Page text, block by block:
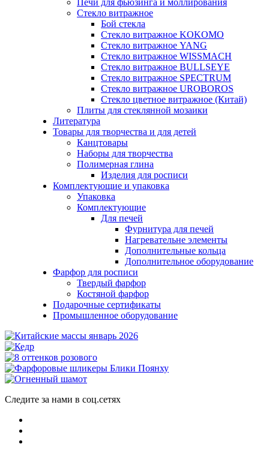
Печи для фьюзинга и моллирования
Стекло витражное
Бой стекла
Стекло витражное KOKOMO
Стекло витражное YANG
Стекло витражное WISSMACH
Стекло витражное BULLSEYE
Стекло витражное SPECTRUM
Стекло витражное UROBOROS
Стекло цветное витражное (Китай)
Плиты для стеклянной мозаики
Литература
Товары для творчества и для детей
Канцтовары
Наборы для творчества
Полимерная глина
Изделия для росписи
Комплектующие и упаковка
Упаковка
Комплектующие
Для печей
Фурнитура для печей
Нагревательне элементы
Дополнительные кольца
Дополнительное оборудование
Фарфор для росписи
Твердый фарфор
Костяной фарфор
Подарочные сертификаты
Промышленное оборудование
Следите за нами в соц.сетях